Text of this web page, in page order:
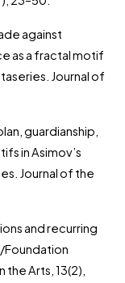
against
as a fractal motif
Journal of
guardianship,
in Asimov’s
Journal of the
and recurring
Foundation
the Arts, 13(2),